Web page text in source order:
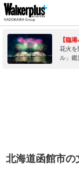
【臨
花火を
ル」
北海道函館市の